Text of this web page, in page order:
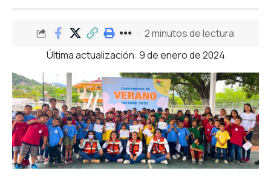
Última actualización: 9 de enero de 2024
2 minutos de lectura